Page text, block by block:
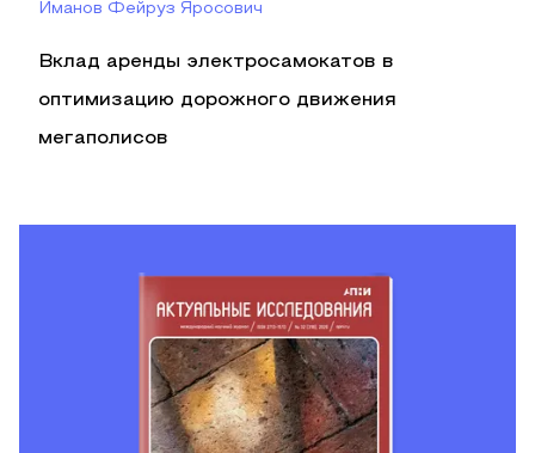
Иманов Фейруз Яросович
Вклад аренды электросамокатов в
оптимизацию дорожного движения
мегаполисов